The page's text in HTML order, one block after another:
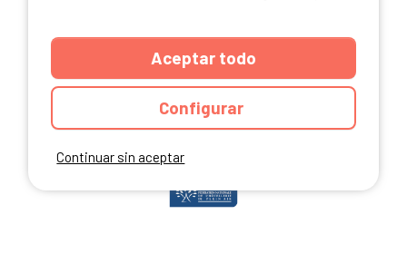
Continuar sin aceptar
Aceptar todo
Configurar